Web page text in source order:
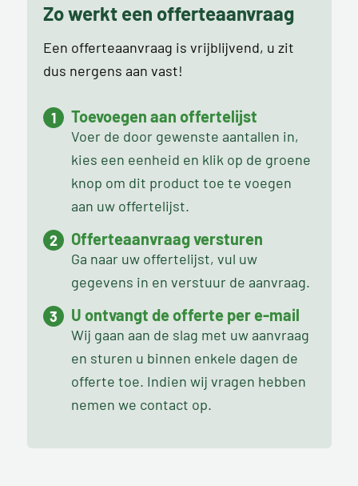
Zo werkt een offerteaanvraag
Een offerteaanvraag is vrijblijvend, u zit
dus nergens aan vast!
Toevoegen aan offertelijst
Voer de door gewenste aantallen in,
kies een eenheid en klik op de groene
knop om dit product toe te voegen
aan uw offertelijst.
Offerteaanvraag versturen
Ga naar uw offertelijst, vul uw
gegevens in en verstuur de aanvraag.
U ontvangt de offerte per e-mail
Wij gaan aan de slag met uw aanvraag
en sturen u binnen enkele dagen de
offerte toe. Indien wij vragen hebben
nemen we contact op.